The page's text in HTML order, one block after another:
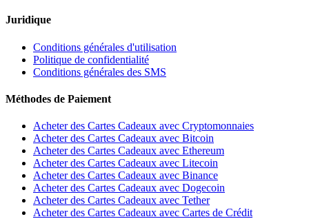
Juridique
Conditions générales d'utilisation
Politique de confidentialité
Conditions générales des SMS
Méthodes de Paiement
Acheter des Cartes Cadeaux avec Cryptomonnaies
Acheter des Cartes Cadeaux avec Bitcoin
Acheter des Cartes Cadeaux avec Ethereum
Acheter des Cartes Cadeaux avec Litecoin
Acheter des Cartes Cadeaux avec Binance
Acheter des Cartes Cadeaux avec Dogecoin
Acheter des Cartes Cadeaux avec Tether
Acheter des Cartes Cadeaux avec Cartes de Crédit